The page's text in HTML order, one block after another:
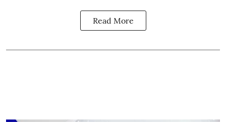
Read More